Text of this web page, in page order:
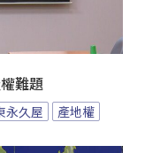
難題
永久屋 產地權